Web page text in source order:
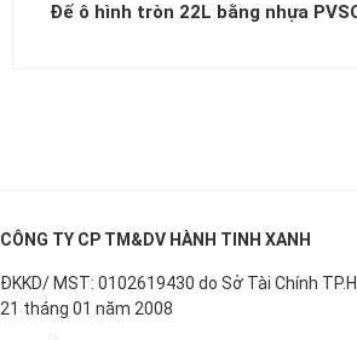
Đế ô hình tròn 22L bằng nhựa
CÔNG TY CP TM&DV HÀNH TINH XANH
ĐKKD/ MST: 0102619430 do Sở Tài Chính
21 tháng 01 năm 2008